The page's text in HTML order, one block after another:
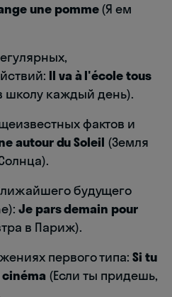
une pomme(Я ем
Il va à l'école tous
школу каждый день).
фактов и
autour du Soleil (Земля
будущего
Je pars demain pour
в Париж).
первого типа:Si tu
cinéma (Если ты придешь,